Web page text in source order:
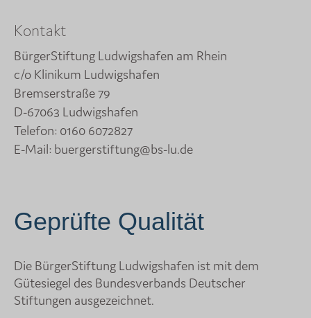
Kontakt
BürgerStiftung Ludwigshafen am Rhein
c/o Klinikum Ludwigshafen
Bremserstraße 79
D-67063 Ludwigshafen
Telefon: 0160 6072827
E-Mail: buergerstiftung@bs-lu.de
Geprüfte Qualität
Die BürgerStiftung Ludwigshafen ist mit dem
Gütesiegel des Bundesverbands Deutscher
Stiftungen ausgezeichnet.